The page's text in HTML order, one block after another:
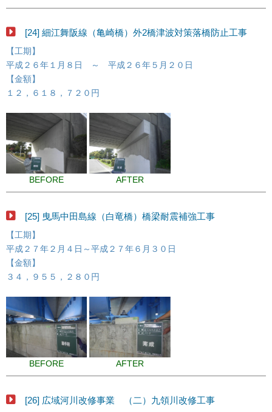
[24] 細江舞阪線（亀崎橋）外2橋津波対策落橋防止工事
【工期】
平成２６年１月８日 ～ 平成２６年５月２０日
【金額】
１２，６１８，７２０円
BEFORE AFTER
[25] 曳馬中田島線（白竜橋）橋梁耐震補強工事
【工期】
平成２７年２月４日～平成２７年６月３０日
【金額】
３４，９５５，２８０円
BEFORE AFTER
[26] 広域河川改修事業 （二）九領川改修工事